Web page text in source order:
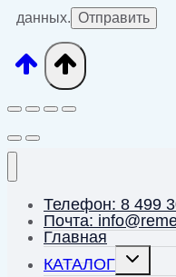
данных.
Телефон: 8 499
Почта:
Главная
КАТАЛОГ